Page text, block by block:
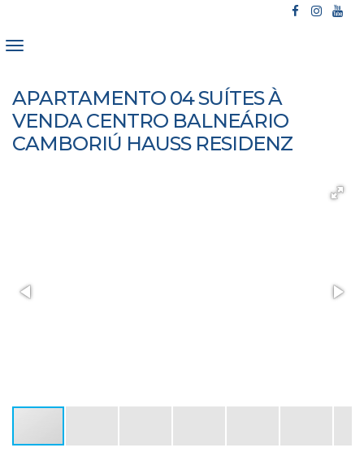
APARTAMENTO 04 SUÍTES À
VENDA CENTRO BALNEÁRIO
CAMBORIÚ HAUSS RESIDENZ